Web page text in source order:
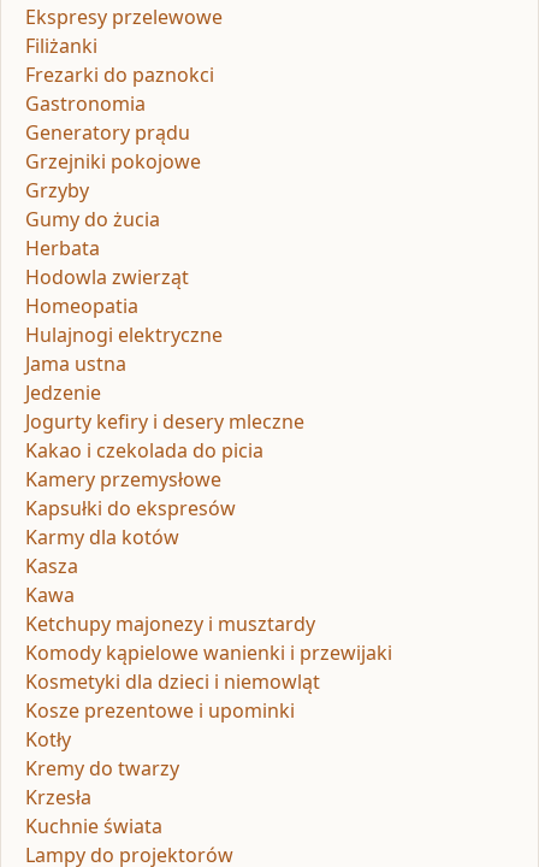
Ekspresy przelewowe
Filiżanki
Frezarki do paznokci
Gastronomia
Generatory prądu
Grzejniki pokojowe
Grzyby
Gumy do żucia
Herbata
Hodowla zwierząt
Homeopatia
Hulajnogi elektryczne
Jama ustna
Jedzenie
Jogurty kefiry i desery mleczne
Kakao i czekolada do picia
Kamery przemysłowe
Kapsułki do ekspresów
Karmy dla kotów
Kasza
Kawa
Ketchupy majonezy i musztardy
Komody kąpielowe wanienki i przewijaki
Kosmetyki dla dzieci i niemowląt
Kosze prezentowe i upominki
Kotły
Kremy do twarzy
Krzesła
Kuchnie świata
Lampy do projektorów